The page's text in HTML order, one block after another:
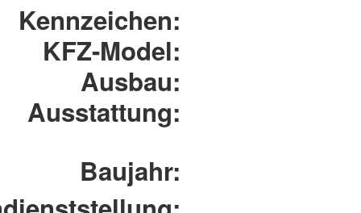
Kennzeichen:
KFZ-Model:
Ausbau:
Ausstattung:
Baujahr: